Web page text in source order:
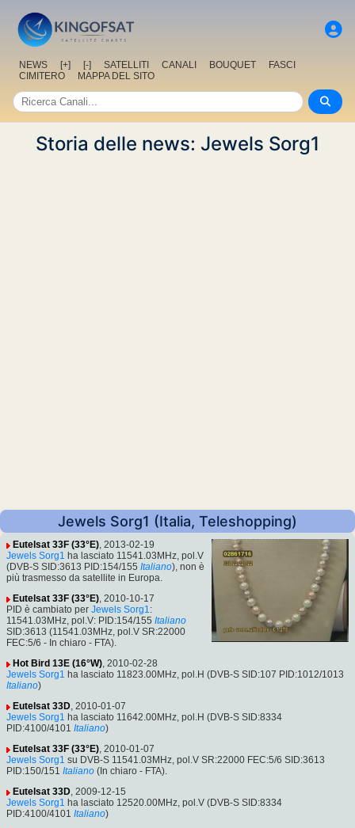
NEWS [+] [-] SATELLITI CANALI BOUQUET
FASCI
CIMITERO
MAPPA DEL SITO
Storia delle news: Jewels Sorg1
Jewels Sorg1 (Italia, Teleshopping)
Eutelsat 33F (33°E), 2013-02-19
Jewels Sorg1 ha lasciato 11541.03MHz, pol.V
(DVB-S SID:3613 PID:154/155 Italiano), non è
più trasmesso da satellite in Europa.
Eutelsat 33F (33°E), 2010-10-17
PID è cambiato per Jewels Sorg1:
11541.03MHz, pol.V: PID:154/155 Italiano
SID:3613 (11541.03MHz, pol.V SR:22000
FEC:5/6 - In chiaro - FTA).
Hot Bird 13E (16°W), 2010-02-28
Jewels Sorg1 ha lasciato 11823.00MHz, pol.H (DVB-S SID:107 PID:1012/1013
Italiano)
Eutelsat 33D, 2010-01-07
Jewels Sorg1 ha lasciato 11642.00MHz, pol.H (DVB-S SID:8334
PID:4100/4101 Italiano)
Eutelsat 33F (33°E), 2010-01-07
Jewels Sorg1 su DVB-S 11541.03MHz, pol.V SR:22000 FEC:5/6 SID:3613
PID:150/151 Italiano (In chiaro - FTA).
Eutelsat 33D, 2009-12-15
Jewels Sorg1 ha lasciato 12520.00MHz, pol.V (DVB-S SID:8334
PID:4100/4101 Italiano)